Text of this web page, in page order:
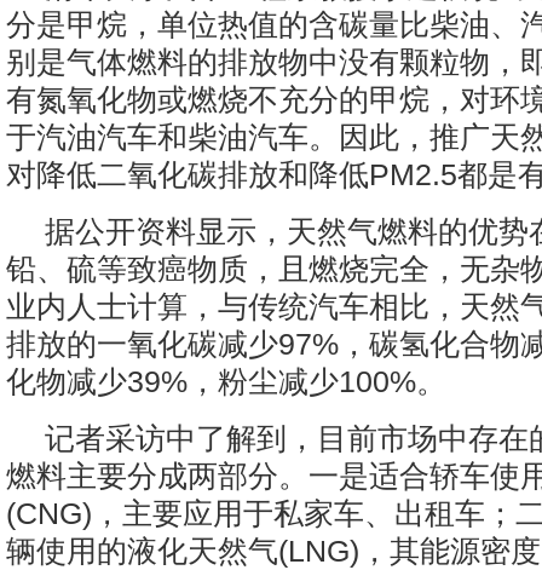
分是甲烷，单位热值的含碳量比柴油、
别是气体燃料的排放物中没有颗粒物，
有氮氧化物或燃烧不充分的甲烷，对环
于汽油汽车和柴油汽车。因此，推广天
对降低二氧化碳排放和降低PM2.5都是
据公开资料显示，天然气燃料的优势
铅、硫等致癌物质，且燃烧完全，无杂
业内人士计算，与传统汽车相比，天然
排放的一氧化碳减少97%，碳氢化合物
化物减少39%，粉尘减少100%。
记者采访中了解到，目前市场中存在
燃料主要分成两部分。一是适合轿车使
(CNG)，主要应用于私家车、出租车；
辆使用的液化天然气(LNG)，其能源密